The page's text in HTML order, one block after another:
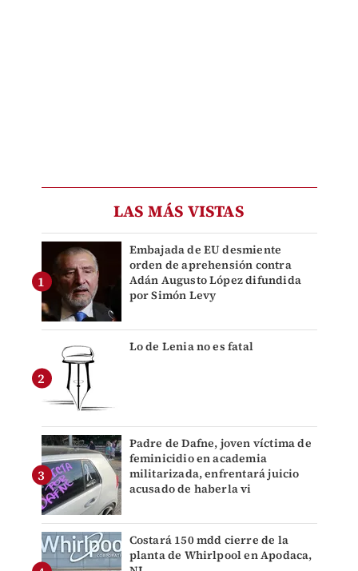
LAS MÁS VISTAS
Embajada de EU desmiente
orden de aprehensión contra
Adán Augusto López difundida
por Simón Levy
Lo de Lenia no es fatal
Padre de Dafne, joven víctima de
feminicidio en academia
militarizada, enfrentará juicio
acusado de haberla vi
Costará 150 mdd cierre de la
planta de Whirlpool en Apodaca,